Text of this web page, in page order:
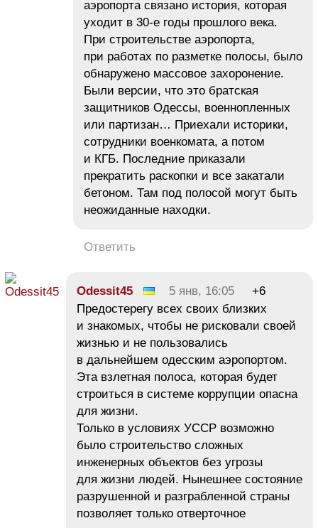
аэропорта связано история, которая
уходит в 30-е годы прошлого века.
При строительстве аэропорта,
при работах по разметке полосы, было
обнаружено массовое захоронение.
Были версии, что это братская
защитников Одессы, военнопленных
или партизан… Приехали историки,
сотрудники военкомата, а потом
и КГБ. Последние приказали
прекратить раскопки и все закатали
бетоном. Там под полосой могут быть
неожиданные находки.
Ответить
Odessit45 5 янв, 16:05
+6
Предостерегу всех своих близких
и знакомых, чтобы не рисковали своей
жизнью и не пользовались
в дальнейшем одесским аэропортом.
Эта взлетная полоса, которая будет
строиться в системе коррупции опасна
для жизни.
Только в условиях УССР возможно
было строительство сложных
инженерных объектов без угрозы
для жизни людей. Нынешнее состояние
разрушенной и разграбленной страны
позволяет только отверточное